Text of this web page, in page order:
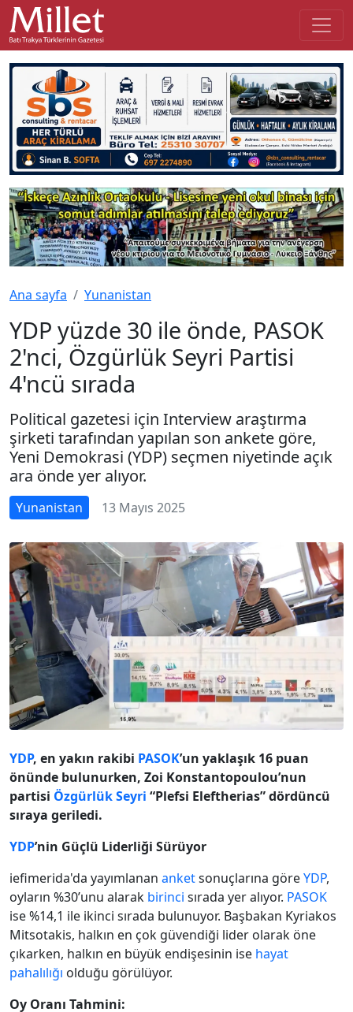
Ana sayfa Yunanistan
YDP yüzde 30 ile önde, PASOK
2'nci, Özgürlük Seyri Partisi
4'ncü sırada
Political gazetesi için Interview araştırma
şirketi tarafından yapılan son ankete göre,
Yeni Demokrasi (YDP) seçmen niyetinde açık
ara önde yer alıyor.
Yunanistan 13 Mayıs 2025
YDP, en yakın rakibi PASOK’un yaklaşık 16 puan
önünde bulunurken, Zoi Konstantopoulou’nun
partisi Özgürlük Seyri “Plefsi Eleftherias” dördüncü
sıraya geriledi.
YDP’nin Güçlü Liderliği Sürüyor
iefimerida'da yayımlanan anketsonuçlarına göreYDP,
oyların %30’unu alarak birinci sırada yer alıyor. PASOK
ise %14,1 ile ikinci sırada bulunuyor. Başbakan Kyriakos
Mitsotakis, halkın en çok güvendiği lider olarak öne
çıkarken, halkın en büyük endişesinin ise hayat
pahalılığı olduğu görülüyor.
Oy Oranı Tahmini: